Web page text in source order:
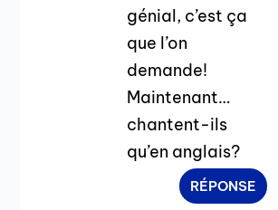
génial, c’est ça
que l’on
demande!
Maintenant…
chantent-ils
qu’en anglais?
RÉPONSE